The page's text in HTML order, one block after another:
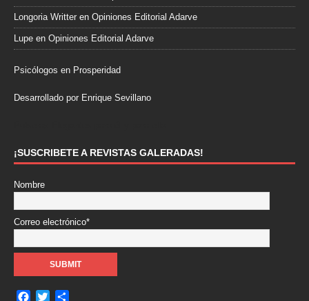
Longoria Writter en Opiniones Editorial Adarve
Lupe en Opiniones Editorial Adarve
Psicólogos en Prosperidad
Desarrollado por Enrique Sevillano
¡SUSCRIBETE A REVISTAS GALERADAS!
Nombre
Correo electrónico*